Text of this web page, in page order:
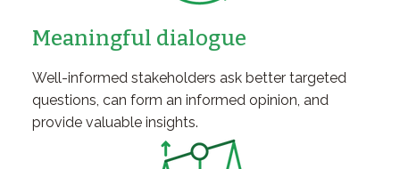
Meaningful dialogue
Well-informed stakeholders ask better targeted
questions, can form an informed opinion, and
provide valuable insights.